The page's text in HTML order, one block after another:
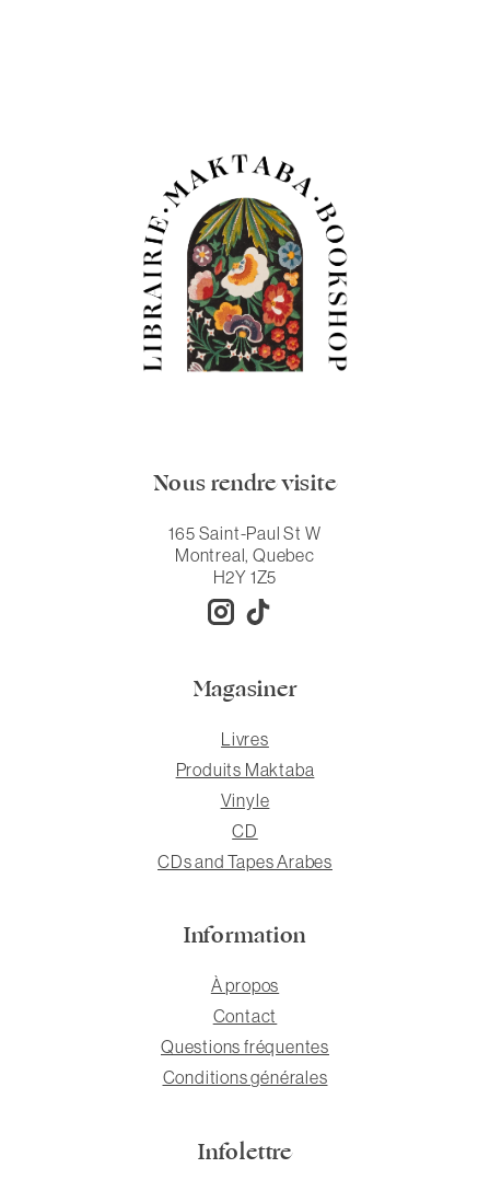
Nous rendre visite
165 Saint-Paul St W
Montreal, Quebec
H2Y 1Z5
Magasiner
Livres
Produits Maktaba
Vinyle
CD
CDs and Tapes Arabes
Information
À propos
Contact
Questions fréquentes
Conditions générales
Infolettre